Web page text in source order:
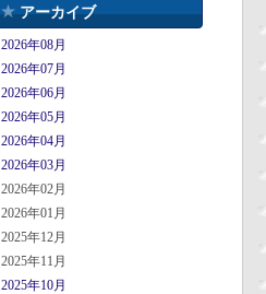
アーカイブ
2026年08月
2026年07月
2026年06月
2026年05月
2026年04月
2026年03月
2026年02月
2026年01月
2025年12月
2025年11月
2025年10月